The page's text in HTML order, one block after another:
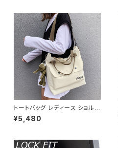
トートバッグ レディース ショルダ
ーバッグ 春夏 秋冬 春 夏 秋 冬
黒 バッグ 大容量 キャンバス ト
がけ 学校 部活 合宿 旅行 通学
¥5,480